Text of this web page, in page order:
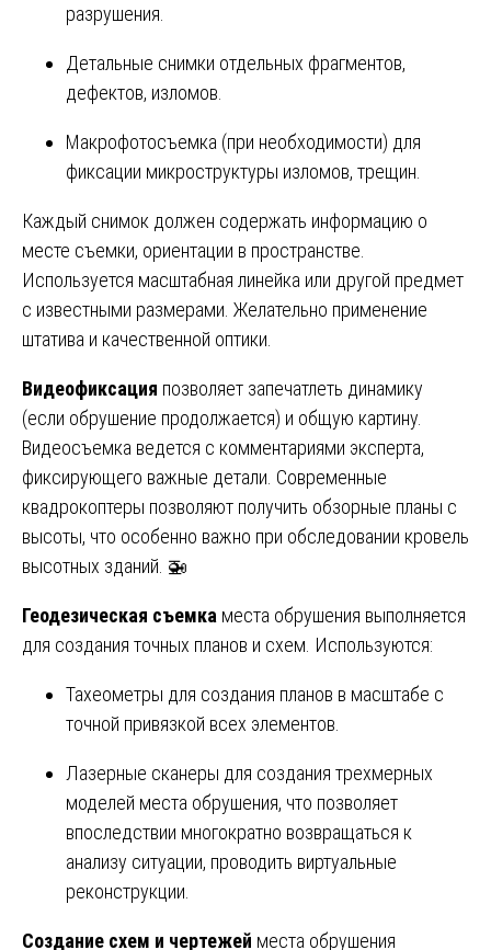
разрушения.
Детальные снимки отдельных фрагментов,
дефектов, изломов.
Макрофотосъемка (при необходимости) для
фиксации микроструктуры изломов, трещин.
Каждый снимок должен содержать информацию о
месте съемки, ориентации в пространстве.
Используется масштабная линейка или другой предмет
с известными размерами. Желательно применение
штатива и качественной оптики.
Видеофиксация позволяет запечатлеть динамику
(если обрушение продолжается) и общую картину.
Видеосъемка ведется с комментариями эксперта,
фиксирующего важные детали. Современные
квадрокоптеры позволяют получить обзорные планы с
высоты, что особенно важно при обследовании кровель
высотных зданий. 🚁
Геодезическая съемка места обрушения выполняется
для создания точных планов и схем. Используются:
Тахеометры для создания планов в масштабе с
точной привязкой всех элементов.
Лазерные сканеры для создания трехмерных
моделей места обрушения, что позволяет
впоследствии многократно возвращаться к
анализу ситуации, проводить виртуальные
реконструкции.
Создание схем и чертежей места обрушения